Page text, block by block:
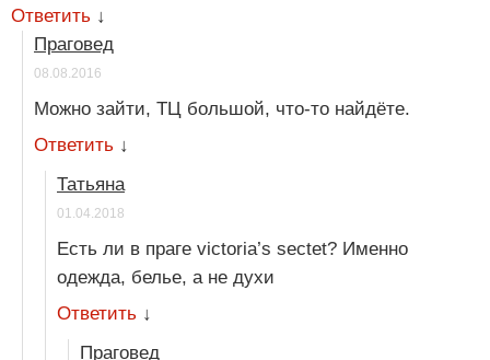
Ответить ↓
Праговед
08.08.2016
Можно зайти, ТЦ большой, что-то найдёте.
Ответить ↓
Татьяна
01.04.2018
Есть ли в праге victoria’s sectet? Именно
одежда, белье, а не духи
Ответить ↓
Праговед